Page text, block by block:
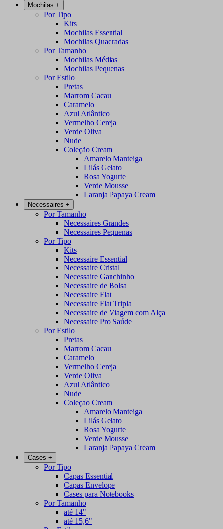
Mochilas +
Por Tipo
Kits
Mochilas Essential
Mochilas Quadradas
Por Tamanho
Mochilas Médias
Mochilas Pequenas
Por Estilo
Pretas
Marrom Cacau
Caramelo
Azul Atlântico
Vermelho Cereja
Verde Oliva
Nude
Coleção Cream
Amarelo Manteiga
Lilás Gelato
Rosa Yogurte
Verde Mousse
Laranja Papaya Cream
Necessaires +
Por Tamanho
Necessaires Grandes
Necessaires Pequenas
Por Tipo
Kits
Necessaire Essential
Necessaire Cristal
Necessaire Ganchinho
Necessaire de Bolsa
Necessaire Flat
Necessaire Flat Tripla
Necessaire de Viagem com Alça
Necessaire Pro Saúde
Por Estilo
Pretas
Marrom Cacau
Caramelo
Vermelho Cereja
Verde Oliva
Azul Atlântico
Nude
Coleçao Cream
Amarelo Manteiga
Lilás Gelato
Rosa Yogurte
Verde Mousse
Laranja Papaya Cream
Cases +
Por Tipo
Capas Essential
Capas Envelope
Cases para Notebooks
Por Tamanho
até 14"
até 15,6"